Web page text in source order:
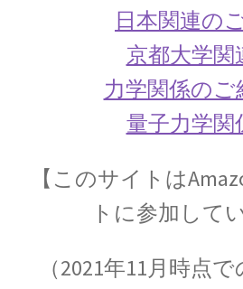
ケンブリッジ大関連
ハーディ、リトルウッド、
ンハイマ
ゲオルク・レテ
ゲッチンゲン大学関連
【グリム兄弟や鉄血宰相ビ
日本関連の
京都大学関
力学関係のご
量子力学関
【このサイトは
トに参加して
（2021年11月時点で